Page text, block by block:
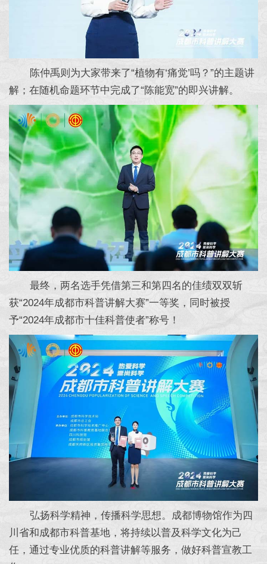
陈仲禹则为大家带来了“植物有‘痛觉’吗？”的主题讲
解；在随机命题环节中完成了“陈能宽”的即兴讲解。
最终，两名选手凭借第三和第四名的佳绩双双斩
获“2024年成都市科普讲解大赛”一等奖，同时被授
予“2024年成都市十佳科普使者”称号！
弘扬科学精神，传播科学思想。成都博物馆作为四
川省和成都市科普基地，将持续以普及科学文化为己
任，通过专业优质的科普讲解等服务，做好科普宣教工